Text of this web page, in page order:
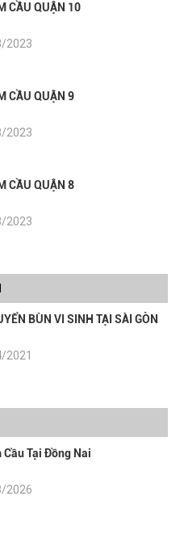
CẦU QUẬN 10
2023
CẦU QUẬN 9
2023
CẦU QUẬN 8
2023
BÙN VI SINH TẠI SÀI GÒN
2021
Cầu Tại Đồng Nai
2026